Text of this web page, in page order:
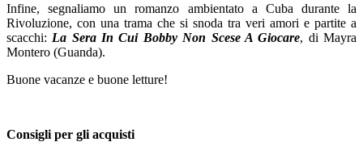
Infine, segnaliamo un romanzo ambientato a Cuba durante la
Rivoluzione, con una trama che si snoda tra veri amori e partite a
scacchi: La Sera In Cui Bobby Non Scese A Giocare, di Mayra
Montero (Guanda).
Buone vacanze e buone letture!
Consigli per gli acquisti